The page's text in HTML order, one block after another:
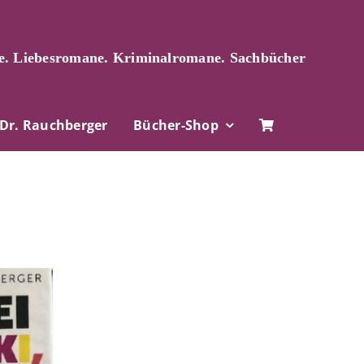
Liebesromane. Kriminalromane. Sachbücher
Rauchberger Bücher-Shop